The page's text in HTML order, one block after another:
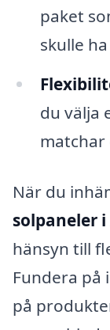
paket
skulle
du välja
matchar
När du
solpaneler
hänsyn till
Fundera
på